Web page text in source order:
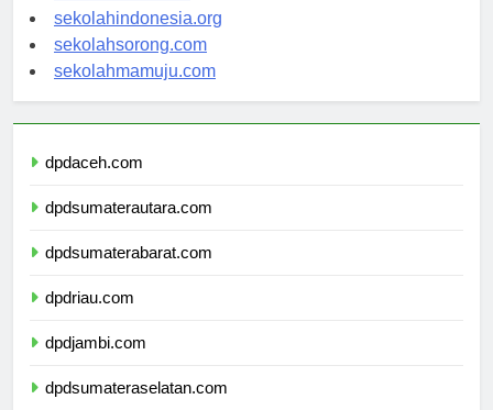
sekolahsalor.com
sekolahindonesia.org
sekolahsorong.com